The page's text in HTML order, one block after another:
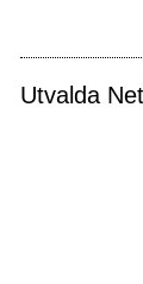
Utvalda